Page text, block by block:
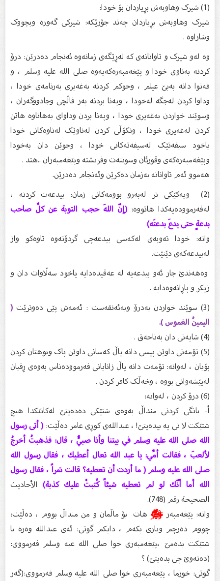
شیرک وهاوبەش بڕیاردان چەند جۆرێکە: شیرکی گەورە وبچووک
وشاراوە .
وە لەو شیرک و تاوانانەی کە لەڕێگەی زمانەوە ئەنجام دەدرێن: درۆ
کردنە بەناوى خودا و پێغەمبەرەکەیەوە صلى الله عليه وسلم ، و
فەتوا دانە بەبێ عیلم ، وحوکم کردنە بەغەیری بەرنامەی خودا ،
وداوا کردن لەجگە لەخودا ، وپەنا بردنە بەر فاڵچی وجادووگەران ،
وسوێند خواردن بەغەیری خودا ، وپەنا بردن وداوای بەهاناوە هاتن
کردن لەغەیری خودا ، ونکۆڵی کردن لەناوێک لەناوەکانی خودا
یاخود سیفەتێک لەسیفەتەکانی خودا ، وجوێن دان بەخودا
وپێغەمبەرەکەی وقورئان وسوننەت وفریشتە وپێغەمبەران ..هتد .
هەموو ئەم تاوانانە بەزمان دەکرێن وئەنجام دەدرێن.
(2) ویەکێکی تر لەبەرو بوومەکانی زمان: بیدعەت کردنە ،
لەفەرموودەیەکدا هاتووە:(إنّ اللهَ حجب التوبة عن كلِّ صاحب
بدعةٍ حتى يدعَ بدعتَه)
واتە: خودا تەوبەی لەکەسی بیدعەچی گردۆتەوە تاوەکو واز
لەبیدعەکەی دێنێت.
وەهەندێ جار ئەو بیدعەیە لە عەقیدەدایە یاخود سەڵاوات دان و
زیکر و پاڕانەوەدایە .
(
اليمينُ الغموس ).
(5) تۆمەتی داوێن پیسی دانە پاڵ کەسانی داوێن پاک وبوهتان کردن
بۆیان ، لەوانە: تۆمەت دانە پاڵ زانایانی فەرموودەناس بەوەی ڕقیان
لەپێشەوانی بووە ، وخەڵک کافر کردن .
‌أ- بانگی کردنی منداڵ بەوەی شتێکی دەدەیتێ لەکاتێکدا هیچ
شتێکت لا نی یە بیدەیتێ! ، عبداللەی کوڕی عامر دەڵێت:( أتى رسول
الله صلى الله عليه وسلم في بيتنا وأنا صبيٌّ ، قال: فذهبتُ أخرجُ
لألعبَ ، فقالت أمِّي: يا عبد الله تعال أعطيك ، فقال رسول الله
صلى الله عليه وسلم ( ما أردت أن تعطيه؟ قالت تمراً ، فقال رسول
الله أما أنّك لو لم تعطيه شيئاً كُتبتْ عليك كذبة)الأحاديث
الصحيحة رقم (748).
واتە: پێغەمبەرﷺهات بۆ ماڵمان و من منداڵ بووم ، دەڵێت:
چووم دەرچم ویاری بکەم ، دایکم گوتی: ئەی عبداللە وەرە با
شتێکت بدەمێ ،پێغەمبەری خوا صلی الله عیە وسلم فەرمووی:
(دەتەوێ چى بدەیتێ) ؟
گوتی: خورما ، پێغەمبەری خوا صلی الله علیە وسلم فەرمووی:(گەر